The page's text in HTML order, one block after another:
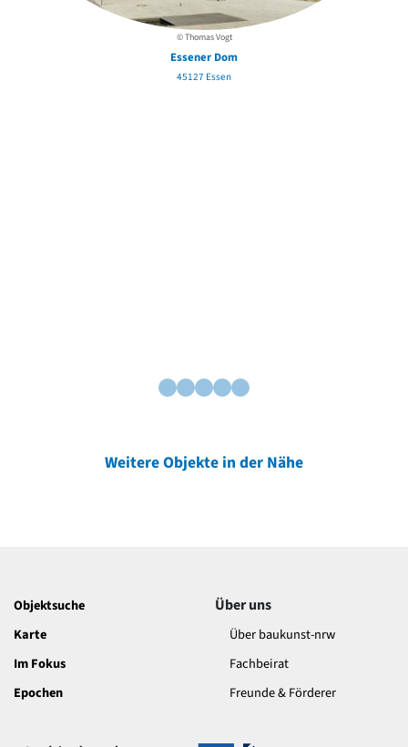
© Thomas Vogt
Essener Dom
45127 Essen
Weitere Objekte in der Nähe
Objektsuche
Karte
Im Fokus
Epochen
Über uns
Über baukunst-nrw
Fachbeirat
Freunde & Förderer